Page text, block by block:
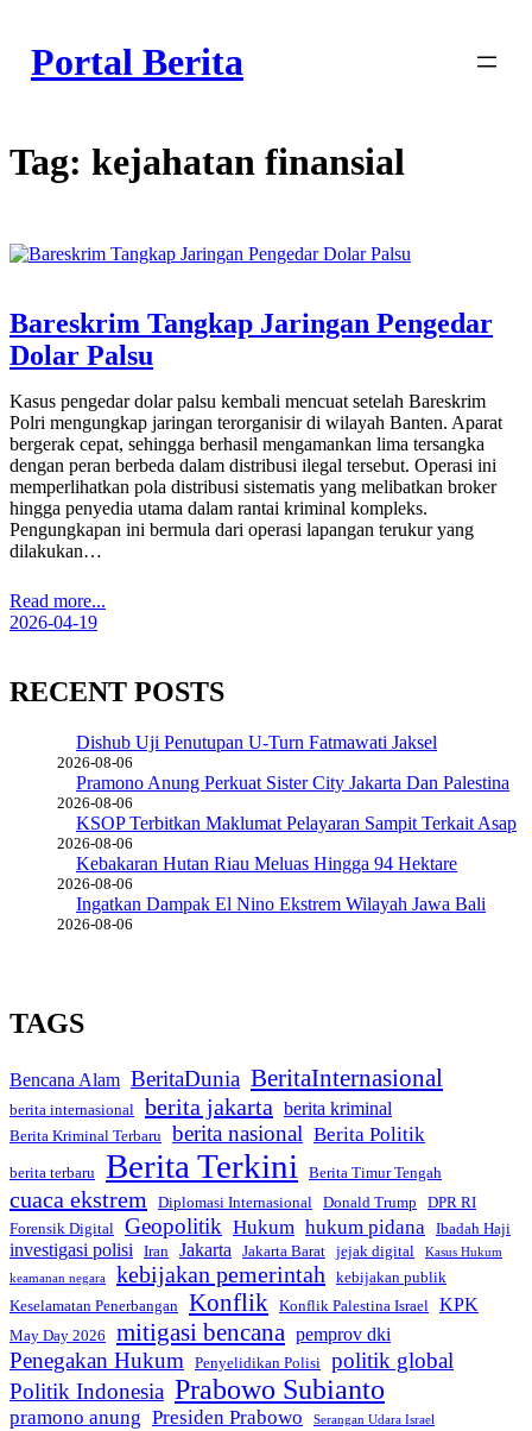
content
Portal Berita
Tag: kejahatan finansial
Bareskrim Tangkap Jaringan Pengedar
Dolar Palsu
Kasus pengedar dolar palsu kembali mencuat setelah Bareskrim
Polri mengungkap jaringan terorganisir di wilayah Banten. Aparat
bergerak cepat, sehingga berhasil mengamankan lima tersangka
dengan peran berbeda dalam distribusi ilegal tersebut. Operasi ini
memperlihatkan pola distribusi sistematis yang melibatkan broker
hingga penyedia utama dalam rantai kriminal kompleks.
Pengungkapan ini bermula dari operasi lapangan terukur yang
dilakukan…
Read more...
2026-04-19
RECENT POSTS
Dishub Uji Penutupan U-Turn Fatmawati Jaksel
2026-08-06
Pramono Anung Perkuat Sister City Jakarta Dan Palestina
2026-08-06
KSOP Terbitkan Maklumat Pelayaran Sampit Terkait Asap
2026-08-06
Kebakaran Hutan Riau Meluas Hingga 94 Hektare
2026-08-06
Ingatkan Dampak El Nino Ekstrem Wilayah Jawa Bali
2026-08-06
TAGS
Bencana Alam BeritaDunia BeritaInternasional
berita internasional berita jakarta berita kriminal
Berita Kriminal Terbaru berita nasional Berita Politik
berita terbaru Berita Terkini Berita Timur Tengah
cuaca ekstrem Diplomasi Internasional Donald Trump
DPR RI
Forensik Digital Geopolitik Hukum hukum pidana Ibadah Haji
investigasi polisi Iran Jakarta Jakarta Barat jejak digital
Kasus Hukum
keamanan negara
kebijakan pemerintah
kebijakan publik
Keselamatan Penerbangan Konflik Konflik Palestina Israel KPK
May Day 2026 mitigasi bencana pemprov dki
Penegakan Hukum Penyelidikan Polisi politik global
Politik Indonesia Prabowo Subianto
pramono anung Presiden Prabowo Serangan Udara Israel